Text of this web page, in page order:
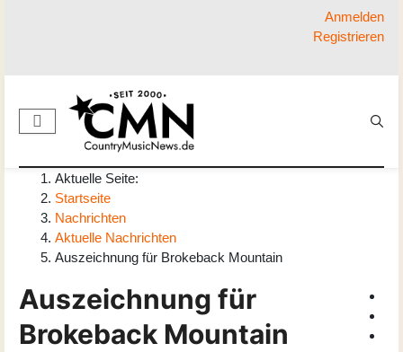
Anmelden
Registrieren
Aktuelle Seite:
Startseite
Nachrichten
Aktuelle Nachrichten
Auszeichnung für Brokeback Mountain
Auszeichnung für
Brokeback Mountain